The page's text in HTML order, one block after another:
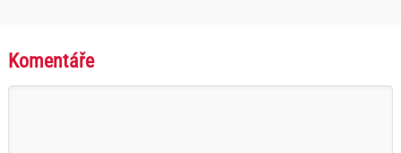
Komentáře